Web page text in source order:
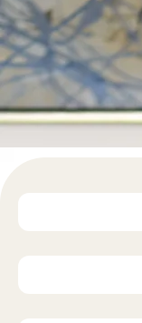
התוכן המקצועי של עולמות ההייטק
מול אמונות מגבילות ועבודה עם
חברות ישראליות להנפקות
מורכבות.
ויזמים מצליחים כמוך להשיג
יחד איתך עולם חדש.
החברה שלך או תהליך ליווי
שני במנהל עסקים (התמחות